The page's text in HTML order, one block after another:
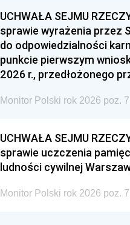
UCHWAŁA SEJMU
sprawie wyrażenia przez
do odpowiedzialności
punkcie pierwszym
2026 r., przedłożonego
Monitor Polski rok 2026 poz.
UCHWAŁA SEJMU
sprawie uczczenia
ludności cywilnej
Monitor Polski rok 2026 poz.